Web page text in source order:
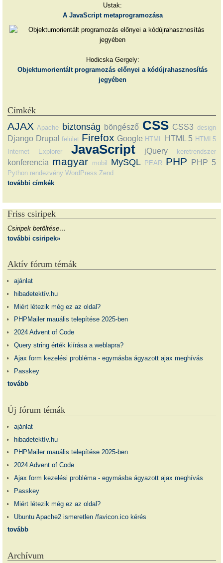
Ustak:
A JavaScript metaprogramozása
Hodicska Gergely:
Objektumorientált programozás előnyei a kódújrahasznosítás
jegyében
Címkék
AJAX Apache biztonság böngésző CSS CSS3 design
Django Drupal felület Firefox Google HTML HTML 5 HTML5
Internet Explorer
JavaScript jQuery keretrendszer
konferencia magyar mobil MySQL PEAR PHP PHP 5
Python rendezvény WordPress Zend
további címkék
Friss csiripek
Csiripek betöltése…
további csiripek»
Aktív fórum témák
ajánlat
hibadetektív.hu
Miért létezik még ez az oldal?
PHPMailer mauális telepítése 2025-ben
2024 Advent of Code
Query string érték kiírása a weblapra?
Ajax form kezelési probléma - egymásba ágyazott ajax meghívás
Passkey
tovább
Új fórum témák
ajánlat
hibadetektív.hu
PHPMailer mauális telepítése 2025-ben
2024 Advent of Code
Ajax form kezelési probléma - egymásba ágyazott ajax meghívás
Passkey
Miért létezik még ez az oldal?
Ubuntu Apache2 ismeretlen /favicon.ico kérés
tovább
Archívum